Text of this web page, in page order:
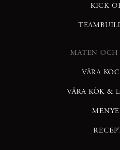
KICK
MATEN OCH
VÅRA
VÅRA KÖK &